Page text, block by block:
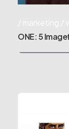
marketing
ONE: 5